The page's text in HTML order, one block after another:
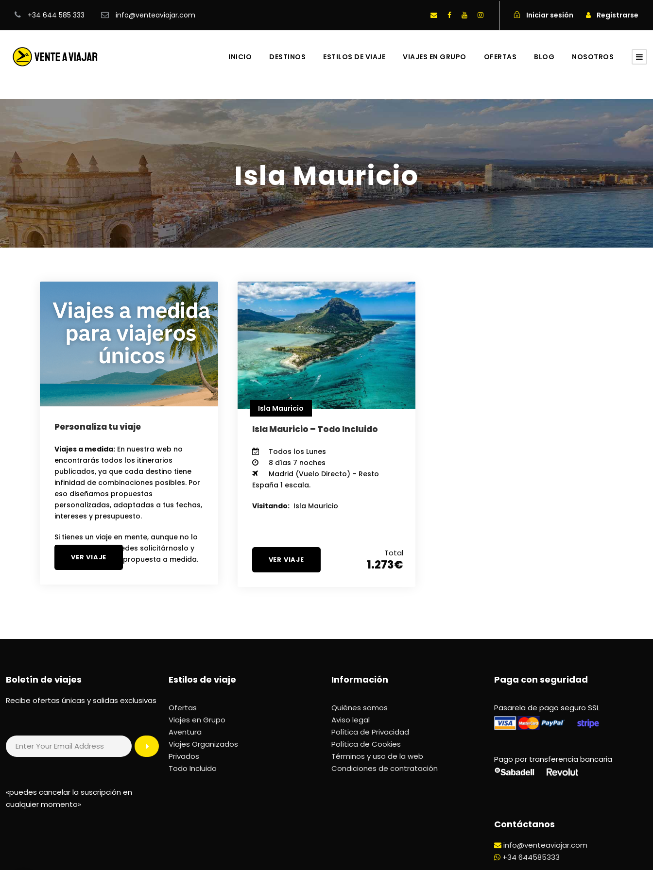
+34 644 585 333 info@venteaviajar.com Iniciar sesión Registrarse
INICIO DESTINOS ESTILOS DE VIAJE VIAJES EN GRUPO OFERTAS BLOG NOSOTROS
Isla Mauricio
Personaliza tu viaje
VER VIAJE
Viajes a medida: En nuestra web no
encontrarás todos los itinerarios
publicados, ya que cada destino tiene
infinidad de combinaciones posibles. Por
eso diseñamos propuestas
personalizadas, adaptadas a tus fechas,
intereses y presupuesto.
Si tienes un viaje en mente, aunque no lo
veas en la web, puedes solicitárnoslo y
te enviaremos una propuesta a medida.
Isla Mauricio
Isla Mauricio – Todo Incluido
VER VIAJE
Total
1.273€
Todos los Lunes
8 días 7 noches
Madrid (Vuelo Directo) – Resto
España 1 escala.
Visitando:Isla Mauricio
Boletín de viajes
Recibe ofertas únicas y salidas exclusivas
«puedes cancelar la suscripción en
cualquier momento»
Estilos de viaje
Ofertas
Viajes en Grupo
Aventura
Viajes Organizados
Privados
Todo Incluido
Información
Quiénes somos
Aviso legal
Política de Privacidad
Política de Cookies
Términos y uso de la web
Condiciones de contratación
Paga con seguridad
Pasarela de pago seguro SSL
Pago por transferencia bancaria
Contáctanos
info@venteaviajar.com
+34 644585333